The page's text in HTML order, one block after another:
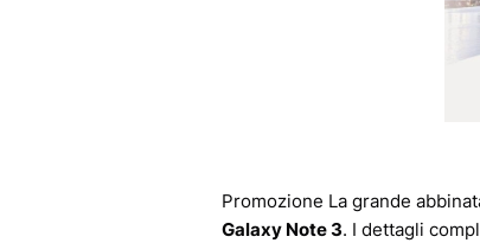
Promozione La grande
Galaxy Note 3. I dettagli